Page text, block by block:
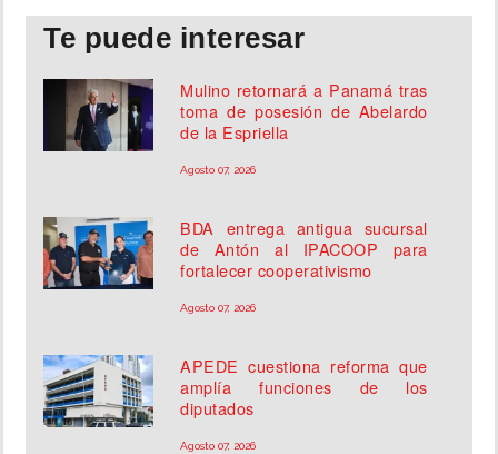
Te puede interesar
Mulino retornará a Panamá tras
toma de posesión de Abelardo
de la Espriella
Agosto 07, 2026
BDA entrega antigua sucursal
de Antón al IPACOOP para
fortalecer cooperativismo
Agosto 07, 2026
APEDE cuestiona reforma que
amplía funciones de los
diputados
Agosto 07, 2026